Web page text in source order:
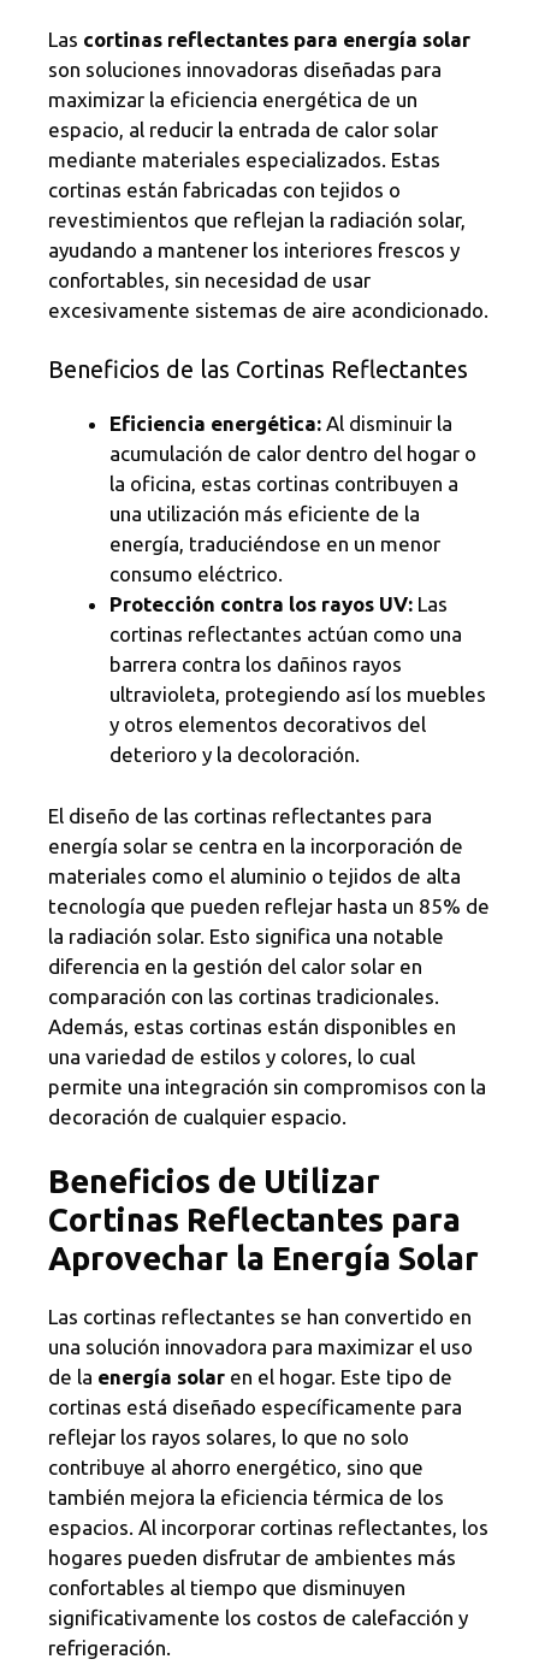
Las cortinas reflectantes para energía solar
son soluciones innovadoras diseñadas para
maximizar la eficiencia energética de un
espacio, al reducir la entrada de calor solar
mediante materiales especializados. Estas
cortinas están fabricadas con tejidos o
revestimientos que reflejan la radiación solar,
ayudando a mantener los interiores frescos y
confortables, sin necesidad de usar
excesivamente sistemas de aire acondicionado.
Beneficios de las Cortinas Reflectantes
Eficiencia energética: Al disminuir la
acumulación de calor dentro del hogar o
la oficina, estas cortinas contribuyen a
una utilización más eficiente de la
energía, traduciéndose en un menor
consumo eléctrico.
Protección contra los rayos UV: Las
cortinas reflectantes actúan como una
barrera contra los dañinos rayos
ultravioleta, protegiendo así los muebles
y otros elementos decorativos del
deterioro y la decoloración.
El diseño de las cortinas reflectantes para
energía solar se centra en la incorporación de
materiales como el aluminio o tejidos de alta
tecnología que pueden reflejar hasta un 85% de
la radiación solar. Esto significa una notable
diferencia en la gestión del calor solar en
comparación con las cortinas tradicionales.
Además, estas cortinas están disponibles en
una variedad de estilos y colores, lo cual
permite una integración sin compromisos con la
decoración de cualquier espacio.
Beneficios de Utilizar
Cortinas Reflectantes para
Aprovechar la Energía Solar
Las cortinas reflectantes se han convertido en
una solución innovadora para maximizar el uso
de la energía solar en el hogar. Este tipo de
cortinas está diseñado específicamente para
reflejar los rayos solares, lo que no solo
contribuye al ahorro energético, sino que
también mejora la eficiencia térmica de los
espacios. Al incorporar cortinas reflectantes, los
hogares pueden disfrutar de ambientes más
confortables al tiempo que disminuyen
significativamente los costos de calefacción y
refrigeración.